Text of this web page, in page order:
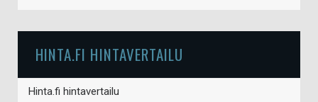
HINTA.FI HINTAVERTAILU
Hinta.fi hintavertailu